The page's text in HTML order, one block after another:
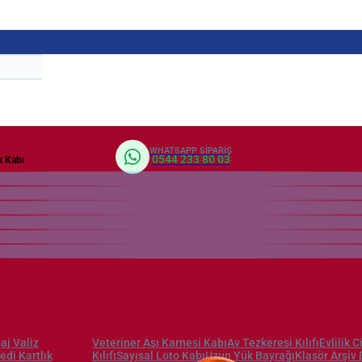
WHATSAPP SIPARIŞ
0544 233 80 03
Valiz
Kartlık
Veteriner Aşı Karnesi KabıAv Tezkeresi KılıfıEvlilik
KılıfıSayısal Loto KabıUzun Yük BayrağıKlasörArşiv
Kabı